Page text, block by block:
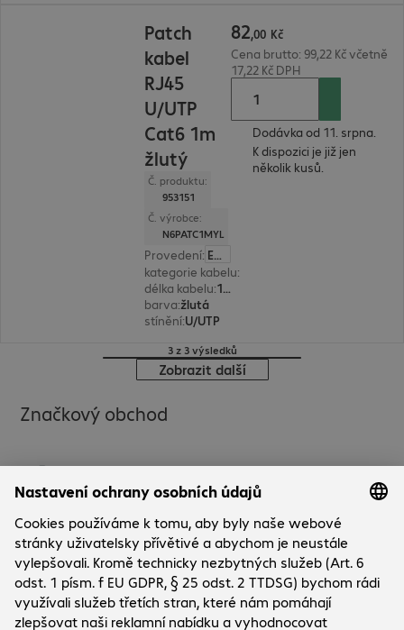
Patch
kabel
RJ45
U/UTP
Cat6 1m
žlutý
Č. produktu:
953151
Č. výrobce:
N6PATC1MYL
Provedení:
Evropa
kategorie kabelu:
délka kabelu: 1 m
barva:žlutá
stínění:U/UTP
82,00 Kč
Cena brutto: 99,22 Kč včetně
17,22 Kč DPH
Dodávka od 11. srpna.
K dispozici je již jen
několik kusů.
3 z 3 výsledků
Zobrazit další
Značkový obchod
Společnost